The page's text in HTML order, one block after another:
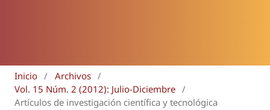
Inicio / Archivos /
Vol. 15 Núm. 2 (2012): Julio-Diciembre /
Artículos de investigación científica y tecnológica